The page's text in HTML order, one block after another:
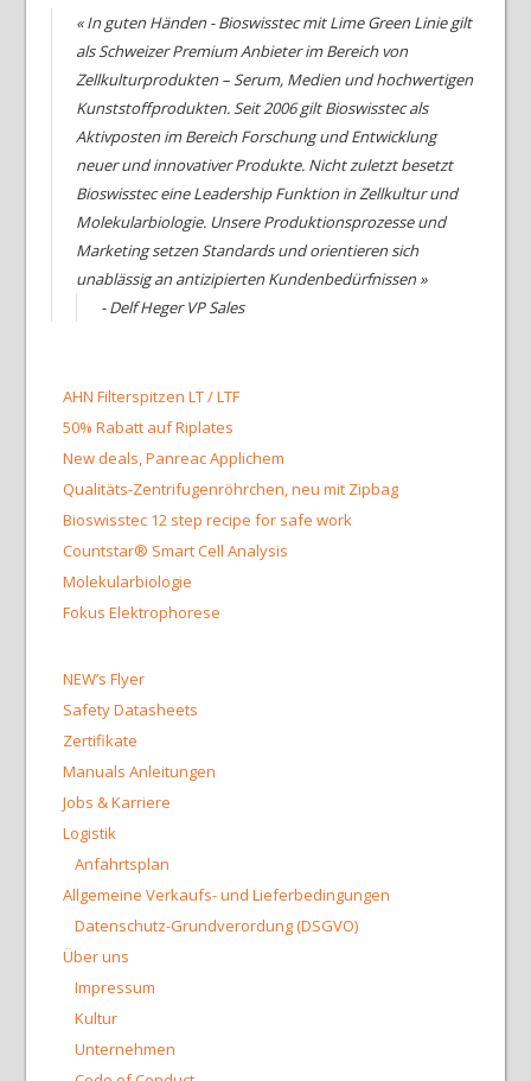
« In guten Händen - Bioswisstec mit Lime Green Linie gilt
als Schweizer Premium Anbieter im Bereich von
Zellkulturprodukten – Serum, Medien und hochwertigen
Kunststoffprodukten. Seit 2006 gilt Bioswisstec als
Aktivposten im Bereich Forschung und Entwicklung
neuer und innovativer Produkte. Nicht zuletzt besetzt
Bioswisstec eine Leadership Funktion in Zellkultur und
Molekularbiologie. Unsere Produktionsprozesse und
Marketing setzen Standards und orientieren sich
unablässig an antizipierten Kundenbedürfnissen »
- Delf Heger VP Sales
AHN Filterspitzen LT / LTF
50% Rabatt auf Riplates
New deals, Panreac Applichem
Qualitäts-Zentrifugenröhrchen, neu mit Zipbag
Bioswisstec 12 step recipe for safe work
Countstar® Smart Cell Analysis
Molekularbiologie
Fokus Elektrophorese
NEW’s Flyer
Safety Datasheets
Zertifikate
Manuals Anleitungen
Jobs & Karriere
Logistik
Anfahrtsplan
Allgemeine Verkaufs- und Lieferbedingungen
Datenschutz-Grundverordung (DSGVO)
Über uns
Impressum
Kultur
Unternehmen